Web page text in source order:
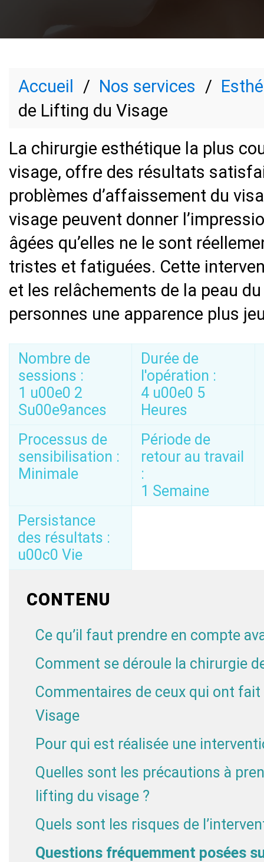
Accueil Nos services
de Lifting du Visage
La chirurgie esthétique la plus
visage, offre des résultats
problèmes d’affaissement du
visage peuvent donner
âgées qu’elles ne le sont
tristes et fatiguées. Cette
et les relâchements de la peau
personnes une apparence plus
Nombre de
sessions :
1 u00e0 2
Su00e9ances
Durée de
l'opération :
4 u00e0 5
Heures
Processus de
sensibilisation :
Minimale
Période de
retour au travail
:
1 Semaine
Persistance
des résultats :
u00c0 Vie
CONTENU
Ce qu’il faut prendre en compte
Comment se déroule la chirurgie
Commentaires de ceux qui ont
Visage
Pour qui est réalisée une
Quelles sont les précautions à
lifting du visage ?
Quels sont les risques de
Questions fréquemment posées